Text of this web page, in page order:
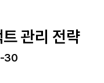
관리 전략
30